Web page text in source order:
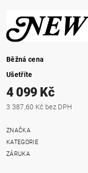
Běžná cena
Ušetříte
4 099 Kč
3 387,60 Kč bez DPH
ZNAČKA
KATEGORIE
ZÁRUKA